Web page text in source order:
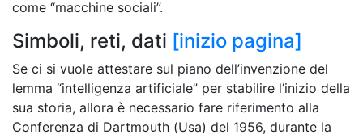
come “macchine sociali”.
Simboli, reti, dati [inizio pagina]
Se ci si vuole attestare sul piano dell’invenzione del
lemma “intelligenza artificiale” per stabilire l’inizio della
sua storia, allora è necessario fare riferimento alla
Conferenza di Dartmouth (Usa) del 1956, durante la